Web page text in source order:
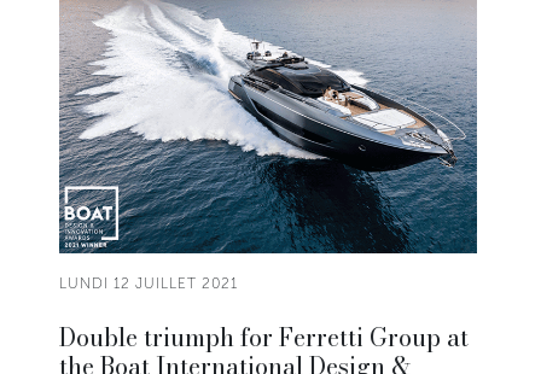
LUNDI 12 JUILLET 2021
Double triumph for Ferretti Group at
the Boat International Design &